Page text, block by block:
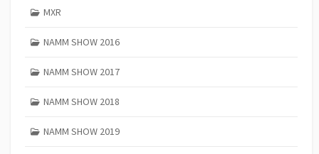
MXR
NAMM SHOW 2016
NAMM SHOW 2017
NAMM SHOW 2018
NAMM SHOW 2019